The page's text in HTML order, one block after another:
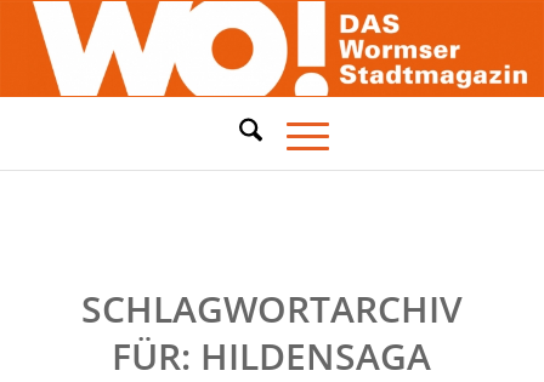
SCHLAGWORTARCHIV
FÜR: HILDENSAGA